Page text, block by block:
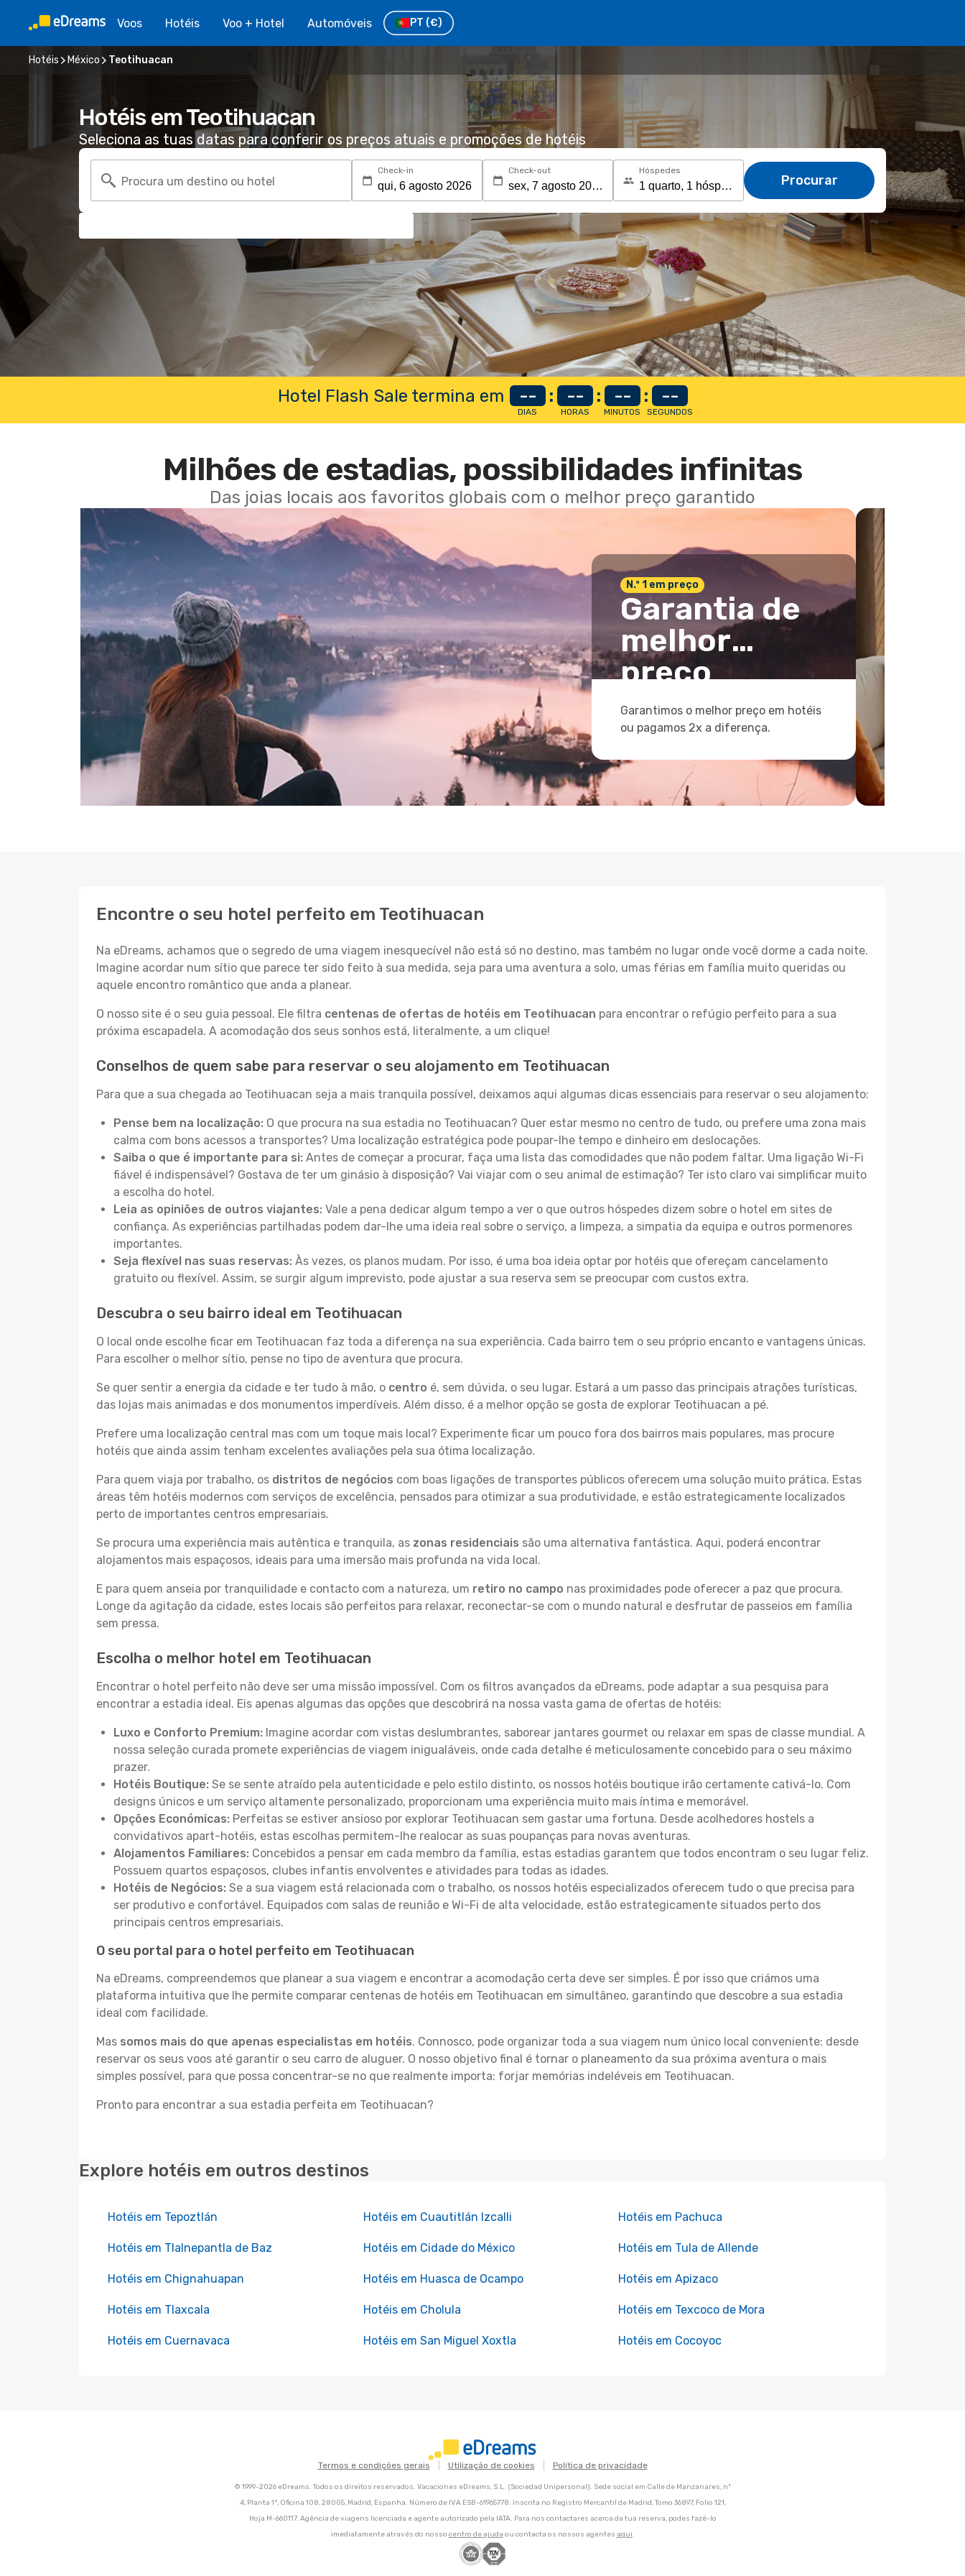
Voos Hotéis Voo + Hotel Automóveis PT (€)
Hotéis México Teotihuacan
Hotéis em Teotihuacan
Seleciona as tuas datas para conferir os preços atuais e promoções de hotéis
Procura um destino ou hotel
Check-in Check-out Hóspedes
Procurar
Hotel Flash Sale termina em --
DIAS
: --
HORAS
: --
MINUTOS
: --
SEGUNDOS
Milhões de estadias, possibilidades infinitas
Das joias locais aos favoritos globais com o melhor preço garantido
N.º 1 em preço
Garantia de
melhor
preço
Garantimos o melhor preço em hotéis
ou pagamos 2x a diferença.
Encontre o seu hotel perfeito em Teotihuacan
Na eDreams, achamos que o segredo de uma viagem inesquecível não está só no destino, mas também no lugar onde você dorme a cada noite.
Imagine acordar num sítio que parece ter sido feito à sua medida, seja para uma aventura a solo, umas férias em família muito queridas ou
aquele encontro romântico que anda a planear.
O nosso site é o seu guia pessoal. Ele filtra centenas de ofertas de hotéis em Teotihuacan para encontrar o refúgio perfeito para a sua
próxima escapadela. A acomodação dos seus sonhos está, literalmente, a um clique!
Conselhos de quem sabe para reservar o seu alojamento em Teotihuacan
Para que a sua chegada ao Teotihuacan seja a mais tranquila possível, deixamos aqui algumas dicas essenciais para reservar o seu alojamento:
Pense bem na localização: O que procura na sua estadia no Teotihuacan? Quer estar mesmo no centro de tudo, ou prefere uma zona mais
calma com bons acessos a transportes? Uma localização estratégica pode poupar-lhe tempo e dinheiro em deslocações.
Saiba o que é importante para si: Antes de começar a procurar, faça uma lista das comodidades que não podem faltar. Uma ligação Wi-Fi
fiável é indispensável? Gostava de ter um ginásio à disposição? Vai viajar com o seu animal de estimação? Ter isto claro vai simplificar muito
a escolha do hotel.
Leia as opiniões de outros viajantes: Vale a pena dedicar algum tempo a ver o que outros hóspedes dizem sobre o hotel em sites de
confiança. As experiências partilhadas podem dar-lhe uma ideia real sobre o serviço, a limpeza, a simpatia da equipa e outros pormenores
importantes.
Seja flexível nas suas reservas: Às vezes, os planos mudam. Por isso, é uma boa ideia optar por hotéis que ofereçam cancelamento
gratuito ou flexível. Assim, se surgir algum imprevisto, pode ajustar a sua reserva sem se preocupar com custos extra.
Descubra o seu bairro ideal em Teotihuacan
O local onde escolhe ficar em Teotihuacan faz toda a diferença na sua experiência. Cada bairro tem o seu próprio encanto e vantagens únicas.
Para escolher o melhor sítio, pense no tipo de aventura que procura.
Se quer sentir a energia da cidade e ter tudo à mão, o centro é, sem dúvida, o seu lugar. Estará a um passo das principais atrações turísticas,
das lojas mais animadas e dos monumentos imperdíveis. Além disso, é a melhor opção se gosta de explorar Teotihuacan a pé.
Prefere uma localização central mas com um toque mais local? Experimente ficar um pouco fora dos bairros mais populares, mas procure
hotéis que ainda assim tenham excelentes avaliações pela sua ótima localização.
Para quem viaja por trabalho, os distritos de negócios com boas ligações de transportes públicos oferecem uma solução muito prática. Estas
áreas têm hotéis modernos com serviços de excelência, pensados para otimizar a sua produtividade, e estão estrategicamente localizados
perto de importantes centros empresariais.
Se procura uma experiência mais autêntica e tranquila, as zonas residenciais são uma alternativa fantástica. Aqui, poderá encontrar
alojamentos mais espaçosos, ideais para uma imersão mais profunda na vida local.
E para quem anseia por tranquilidade e contacto com a natureza, um retiro no campo nas proximidades pode oferecer a paz que procura.
Longe da agitação da cidade, estes locais são perfeitos para relaxar, reconectar-se com o mundo natural e desfrutar de passeios em família
sem pressa.
Escolha o melhor hotel em Teotihuacan
Encontrar o hotel perfeito não deve ser uma missão impossível. Com os filtros avançados da eDreams, pode adaptar a sua pesquisa para
encontrar a estadia ideal. Eis apenas algumas das opções que descobrirá na nossa vasta gama de ofertas de hotéis:
Luxo e Conforto Premium: Imagine acordar com vistas deslumbrantes, saborear jantares gourmet ou relaxar em spas de classe mundial. A
nossa seleção curada promete experiências de viagem inigualáveis, onde cada detalhe é meticulosamente concebido para o seu máximo
prazer.
Hotéis Boutique: Se se sente atraído pela autenticidade e pelo estilo distinto, os nossos hotéis boutique irão certamente cativá-lo. Com
designs únicos e um serviço altamente personalizado, proporcionam uma experiência muito mais íntima e memorável.
Opções Económicas: Perfeitas se estiver ansioso por explorar Teotihuacan sem gastar uma fortuna. Desde acolhedores hostels a
convidativos apart-hotéis, estas escolhas permitem-lhe realocar as suas poupanças para novas aventuras.
Alojamentos Familiares: Concebidos a pensar em cada membro da família, estas estadias garantem que todos encontram o seu lugar feliz.
Possuem quartos espaçosos, clubes infantis envolventes e atividades para todas as idades.
Hotéis de Negócios: Se a sua viagem está relacionada com o trabalho, os nossos hotéis especializados oferecem tudo o que precisa para
ser produtivo e confortável. Equipados com salas de reunião e Wi-Fi de alta velocidade, estão estrategicamente situados perto dos
principais centros empresariais.
O seu portal para o hotel perfeito em Teotihuacan
Na eDreams, compreendemos que planear a sua viagem e encontrar a acomodação certa deve ser simples. É por isso que criámos uma
plataforma intuitiva que lhe permite comparar centenas de hotéis em Teotihuacan em simultâneo, garantindo que descobre a sua estadia
ideal com facilidade.
Mas somos mais do que apenas especialistas em hotéis. Connosco, pode organizar toda a sua viagem num único local conveniente: desde
reservar os seus voos até garantir o seu carro de aluguer. O nosso objetivo final é tornar o planeamento da sua próxima aventura o mais
simples possível, para que possa concentrar-se no que realmente importa: forjar memórias indeléveis em Teotihuacan.
Pronto para encontrar a sua estadia perfeita em Teotihuacan?
Explore hotéis em outros destinos
Hotéis em Tepoztlán Hotéis em Cuautitlán Izcalli Hotéis em Pachuca
Hotéis em Tlalnepantla de Baz Hotéis em Cidade do México Hotéis em Tula de Allende
Hotéis em Chignahuapan Hotéis em Huasca de Ocampo Hotéis em Apizaco
Hotéis em Tlaxcala Hotéis em Cholula Hotéis em Texcoco de Mora
Hotéis em Cuernavaca Hotéis em San Miguel Xoxtla Hotéis em Cocoyoc
Termos e condições gerais Utilização de cookies Política de privacidade
© 1999-2026 eDreams. Todos os direitos reservados. Vacaciones eDreams, S.L. (Sociedad Unipersonal). Sede social em Calle de Manzanares, nº
4, Planta 1ª, Oficina 108, 28005, Madrid, Espanha. Número de IVA ESB-61965778. Inscrita no Registro Mercantil de Madrid, Tomo 36897, Folio 121,
Hoja M-660117. Agência de viagens licenciada e agente autorizado pela IATA. Para nos contactares acerca da tua reserva, podes fazê-lo
imediatamente através do nosso centro de ajuda ou contacta os nossos agentes aqui.